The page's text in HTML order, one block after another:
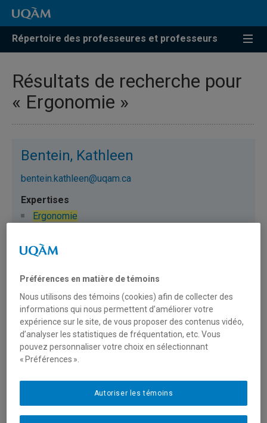
Répertoire des professeures et professeurs
Résultats de recherche pour
« Ergonomie »
Bentein, Kathleen
bentein.kathleen@uqam.ca
Ergonomie
Bilodeau, Henriette
bilodeau.henriette@uqam.ca
Ergonomie
Chadoin, Martin
Préférences en matière de témoins
Nous utilisons des témoins (cookies) afin de collecter des
informations qui nous permettent d’améliorer votre
expérience sur le site, de vous proposer des contenus vidéo,
d’analyser les statistiques de fréquentation, etc. Vous
pouvez personnaliser votre choix en sélectionnant
« Préférences ».
Autoriser les témoins